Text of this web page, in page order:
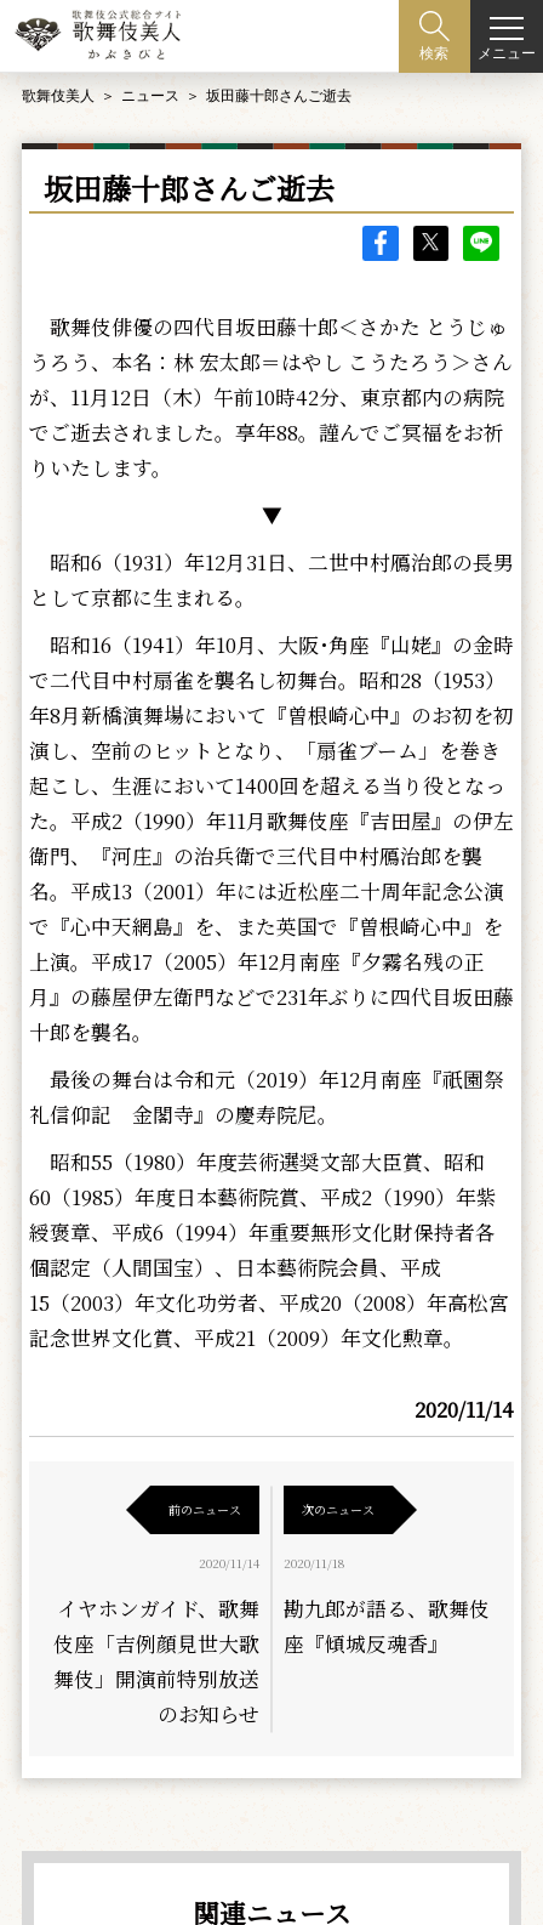
検索 メニュー
歌舞伎美人 ニュース 坂田藤十郎さんご逝去
坂田藤十郎さんご逝去
歌舞伎俳優の四代目坂田藤十郎＜さかた とうじゅ
うろう、本名：林 宏太郎＝はやし こうたろう＞さん
が、11月12日（木）午前10時42分、東京都内の病院
でご逝去されました。享年88。謹んでご冥福をお祈
りいたします。
▼
昭和6（1931）年12月31日、二世中村鴈治郎の長男
として京都に生まれる。
昭和16（1941）年10月、大阪･角座『山姥』の金時
で二代目中村扇雀を襲名し初舞台。昭和28（1953）
年8月新橋演舞場において『曽根崎心中』のお初を初
演し、空前のヒットとなり、「扇雀ブーム」を巻き
起こし、生涯において1400回を超える当り役となっ
た。平成2（1990）年11月歌舞伎座『吉田屋』の伊左
衛門、『河庄』の治兵衛で三代目中村鴈治郎を襲
名。平成13（2001）年には近松座二十周年記念公演
で『心中天網島』を、また英国で『曽根崎心中』を
上演。平成17（2005）年12月南座『夕霧名残の正
月』の藤屋伊左衛門などで231年ぶりに四代目坂田藤
十郎を襲名。
最後の舞台は令和元（2019）年12月南座『祇園祭
礼信仰記 金閣寺』の慶寿院尼。
昭和55（1980）年度芸術選奨文部大臣賞、昭和
60（1985）年度日本藝術院賞、平成2（1990）年紫
綬褒章、平成6（1994）年重要無形文化財保持者各
個認定（人間国宝）、日本藝術院会員、平成
15（2003）年文化功労者、平成20（2008）年高松宮
記念世界文化賞、平成21（2009）年文化勲章。
2020/11/14
前のニュース
2020/11/14
イヤホンガイド、歌舞
伎座「吉例顔見世大歌
舞伎」開演前特別放送
のお知らせ
次のニュース
2020/11/18
勘九郎が語る、歌舞伎
座『傾城反魂香』
関連ニュース